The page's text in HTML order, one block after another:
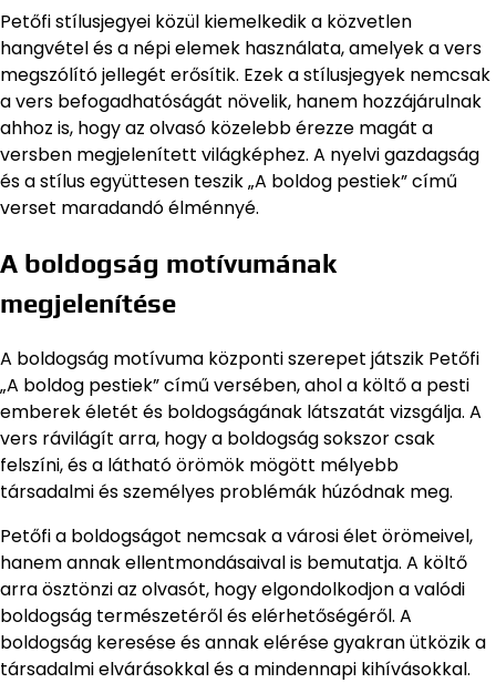
Petőfi stílusjegyei közül kiemelkedik a közvetlen
hangvétel és a népi elemek használata, amelyek a vers
megszólító jellegét erősítik. Ezek a stílusjegyek nemcsak
a vers befogadhatóságát növelik, hanem hozzájárulnak
ahhoz is, hogy az olvasó közelebb érezze magát a
versben megjelenített világképhez. A nyelvi gazdagság
és a stílus együttesen teszik „A boldog pestiek” című
verset maradandó élménnyé.
A boldogság motívumának
megjelenítése
A boldogság motívuma központi szerepet játszik Petőfi
„A boldog pestiek” című versében, ahol a költő a pesti
emberek életét és boldogságának látszatát vizsgálja. A
vers rávilágít arra, hogy a boldogság sokszor csak
felszíni, és a látható örömök mögött mélyebb
társadalmi és személyes problémák húzódnak meg.
Petőfi a boldogságot nemcsak a városi élet örömeivel,
hanem annak ellentmondásaival is bemutatja. A költő
arra ösztönzi az olvasót, hogy elgondolkodjon a valódi
boldogság természetéről és elérhetőségéről. A
boldogság keresése és annak elérése gyakran ütközik a
társadalmi elvárásokkal és a mindennapi kihívásokkal.